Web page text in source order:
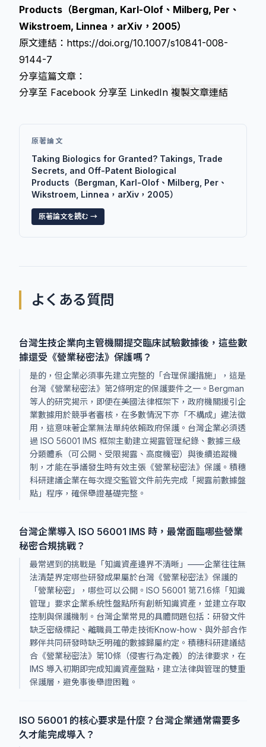
Products（Bergman, Karl-Olof、Milberg, Per、
Wikstroem, Linnea，arXiv，2005）
原文連結： https://doi.org/10.1007/s10841-008-
9144-7
分享這篇文章：
分享至 Facebook 分享至 LinkedIn 複製文章連結
原著論文
Taking Biologics for Granted? Takings, Trade
Secrets, and Off-Patent Biological
Products（Bergman, Karl-Olof、Milberg, Per、
Wikstroem, Linnea，arXiv，2005）
原著論文を読む →
よくある質問
台灣生技企業向主管機關提交臨床試驗數據後，這些數
據還受《營業秘密法》保護嗎？
是的，但企業必須事先建立完整的「合理保護措施」，這是
台灣《營業秘密法》第2條明定的保護要件之一。Bergman
等人的研究揭示，即便在美國法律框架下，政府機關援引企
業數據用於競爭者審核，在多數情況下亦「不構成」違法徵
用，這意味著企業無法單純依賴政府保護。台灣企業必須透
過 ISO 56001 IMS 框架主動建立揭露管理紀錄、數據三級
分類體系（可公開、受限揭露、高度機密）與後續追蹤機
制，才能在爭議發生時有效主張《營業秘密法》保護。積穗
科研建議企業在每次提交監管文件前先完成「揭露前數據盤
點」程序，確保舉證基礎完整。
台灣企業導入 ISO 56001 IMS 時，最常面臨哪些營業
秘密合規挑戰？
最常遇到的挑戰是「知識資產邊界不清晰」——企業往往無
法清楚界定哪些研發成果屬於台灣《營業秘密法》保護的
「營業秘密」，哪些可以公開。ISO 56001 第7.1.6條「知識
管理」要求企業系統性盤點所有創新知識資產，並建立存取
控制與保護機制。台灣企業常見的具體問題包括：研發文件
缺乏密級標記、離職員工帶走技術Know-how、與外部合作
夥伴共同研發時缺乏明確的數據歸屬約定。積穗科研建議結
合《營業秘密法》第10條（侵害行為定義）的法律要求，在
IMS 導入初期即完成知識資產盤點，建立法律與管理的雙重
保護層，避免事後舉證困難。
ISO 56001 的核心要求是什麼？台灣企業通常需要多
久才能完成導入？